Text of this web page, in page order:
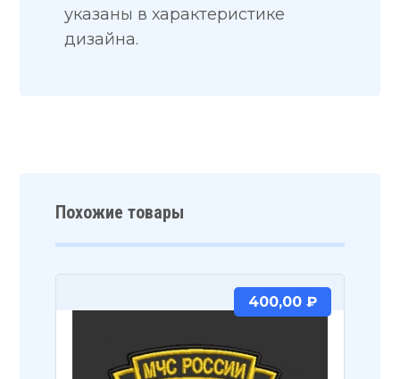
указаны в характеристике
дизайна.
Похожие товары
400,00 ₽